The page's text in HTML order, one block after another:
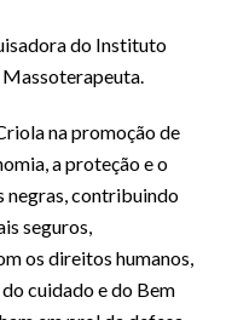
do Instituto
Massoterapeuta.
na promoção de
a proteção e o
negras, contribuindo
seguros,
os direitos humanos,
cuidado e do Bem